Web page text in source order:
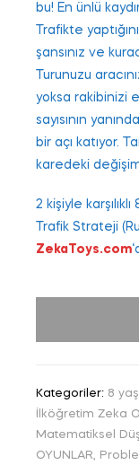
bu! En ünlü
Trafikte
şansınız ve
Turunuzu
yoksa rakibinizi
sayısının
bir açı katıyor.
karedeki
2 kişiyle
Trafik Strateji
ZekaToys.com
Kategoriler: 8
İlköğretim Zeka
Matematiksel
OYUNLAR,